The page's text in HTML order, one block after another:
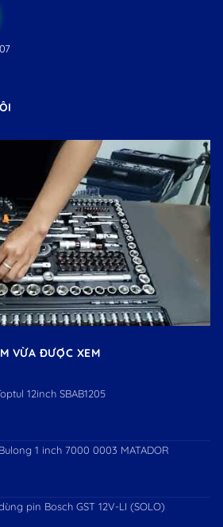
VỪA ĐƯỢC XEM
12inch SBAB1205
1 inch 7000 0003 MATADOR
pin Bosch GST 12V-LI (SOLO)